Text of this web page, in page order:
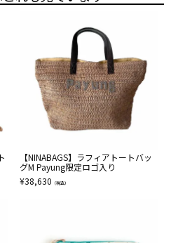
【NINABAGS】ラフィアトートバッ
グM Payung限定ロゴ入り
¥38,630 （税込）